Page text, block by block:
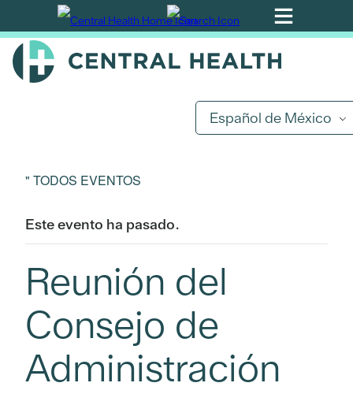
Ir
al
contenido
Español de México
" TODOS EVENTOS
Este evento ha pasado.
Reunión del
Consejo de
Administración